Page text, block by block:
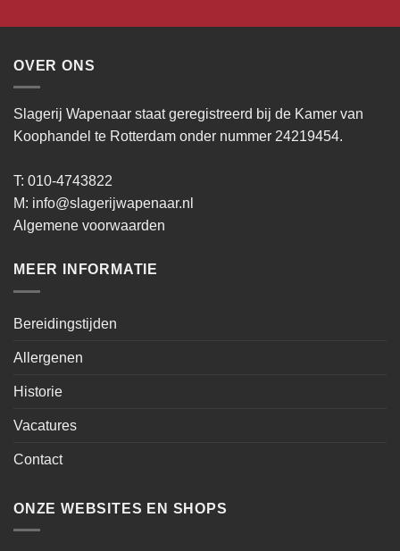
OVER ONS
Slagerij Wapenaar staat geregistreerd bij de Kamer van
Koophandel te Rotterdam onder nummer 24219454.
T: 010-4743822
M: info@slagerijwapenaar.nl
Algemene voorwaarden
MEER INFORMATIE
Bereidingstijden
Allergenen
Historie
Vacatures
Contact
ONZE WEBSITES EN SHOPS